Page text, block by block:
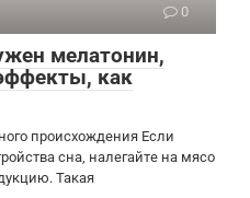
0
мелатонин,
как
происхождения Если
сна, налегайте на мясо
Такая